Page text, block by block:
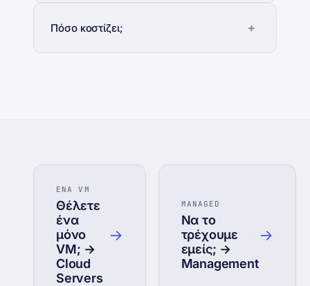
Πόσο κοστίζει;
ΕΝΑ VM
Θέλετε
ένα
μόνο
VM; →
Cloud
Servers
→
MANAGED
Να το
τρέχουμε
εμείς; →
Management
→